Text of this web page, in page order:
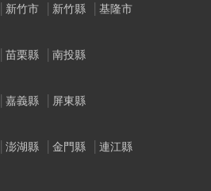
新竹市 新竹縣
基隆市
苗栗縣
南投縣
嘉義縣
屏東縣
澎湖縣 金門縣 連江縣